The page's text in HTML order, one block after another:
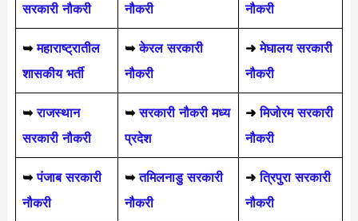
सरकारी नौकरी
नौकरी
नौकरी
➥ महाराष्ट्रातील
शासकीय भर्ती
➥ केरल सरकारी
नौकरी
➜ मेघालय सरकारी
नौकरी
➥ राजस्थान
सरकारी नौकरी
➥सरकारी नौकरी मध्य
प्रदेश
➜मिजोरम सरकारी
नौकरी
➥ पंजाब सरकारी
नौकरी
➥ तमिलनाडु सरकारी
नौकरी
➜ त्रिपुरा सरकारी
नौकरी